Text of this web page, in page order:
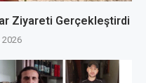
Ziyareti Gerçekleştirdi